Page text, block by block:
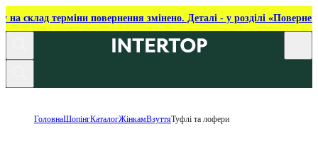
на склад терміни повернення змінено. Деталі - у розділі
ГоловнаШопінгКаталогЖінкамВзуттяТуфлі та лофери